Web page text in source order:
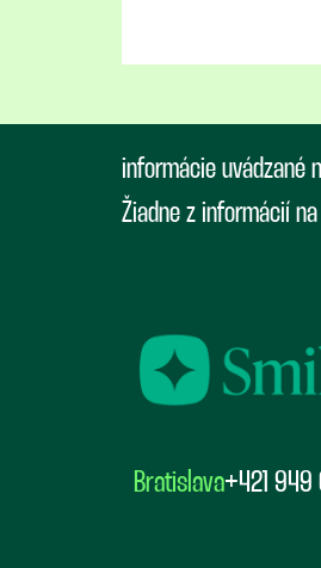
informácie uvádzané
Žiadne z informácií
Bratislava+421 949